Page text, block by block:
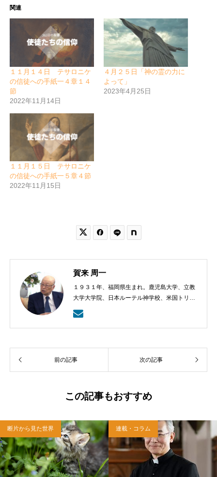
関連
１１月１４日 テサロニケ
の信徒への手紙一４章１４
節
2022年11月14日
４月２５日「神の霊の力に
よって」
2023年4月25日
１１月１５日 テサロニケ
の信徒への手紙一５章４節
2022年11月15日
 
賀来 周一
１９３１年、福岡県生まれ。鹿児島大学、立教
大学大学院、日本ルーテル神学校、米国トリニ
ティー・ルーテル神学校卒業。日本福音ルーテ
ル教会牧師として、京都賀茂川、東京、札幌、
武蔵野教会を牧会。その後、ルーテル学院大学
前の記事
次の記事
この記事もおすすめ
断片から見た世界 連載・コラム